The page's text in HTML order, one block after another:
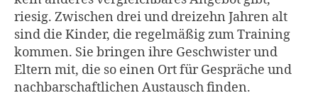
riesig. Zwischen drei und dreizehn Jahren alt
sind die Kinder, die regelmäßig zum Training
kommen. Sie bringen ihre Geschwister und
Eltern mit, die so einen Ort für Gespräche und
nachbarschaftlichen Austausch finden.